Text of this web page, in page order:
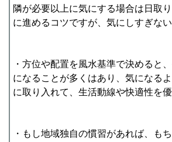
隣が必要以上に気にする場合は日取
に進めるコツですが、気にしすぎな
・方位や配置を風水基準で決めると
になることが多くはあり、気になる
に取り入れて、生活動線や快適性を
・もし地域独自の慣習があれば、も